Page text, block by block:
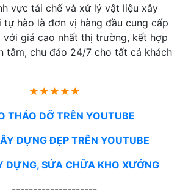
vực tái chế và xử lý vật liệu xây
tự hào là đơn vị hàng đầu cung cấp
với giá cao nhất thị trường, kết hợp
tâm, chu đáo 24/7 cho tất cả khách
★★★★★
THÁO DỠ TRÊN YOUTUBE
DỰNG ĐẸP TRÊN YOUTUBE
DỰNG, SỬA CHỮA KHO XƯỞNG
--------------------